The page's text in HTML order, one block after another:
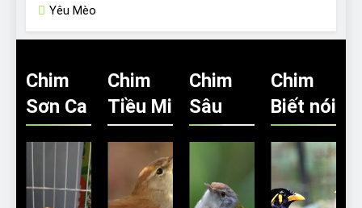
Yêu Mèo
Chim
Sơn Ca
Chim
Tiều Mi
Chim
Sâu
Chim
Biết nói